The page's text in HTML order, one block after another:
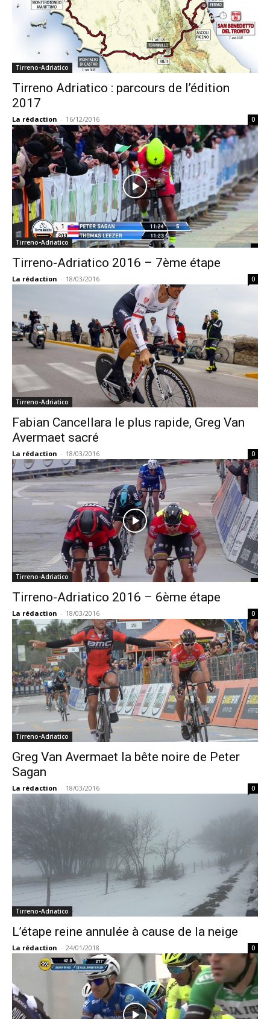
Tirreno-Adriatico
Tirreno Adriatico : parcours de l’édition
2017
La rédaction - 16/12/2016 0
Tirreno-Adriatico
Tirreno-Adriatico 2016 – 7ème étape
La rédaction - 18/03/2016 0
Tirreno-Adriatico
Fabian Cancellara le plus rapide, Greg Van
Avermaet sacré
La rédaction - 18/03/2016 0
Tirreno-Adriatico
Tirreno-Adriatico 2016 – 6ème étape
La rédaction - 18/03/2016 0
Tirreno-Adriatico
Greg Van Avermaet la bête noire de Peter
Sagan
La rédaction - 18/03/2016 0
Tirreno-Adriatico
L’étape reine annulée à cause de la neige
La rédaction - 24/01/2018 0